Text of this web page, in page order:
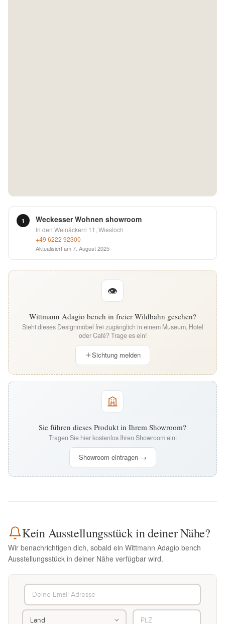
1 Weckesser Wohnen showroom
In den Weinäckern 11, Wiesloch
+49 6222 92300
Aktualisiert am7. August 2025
👁
Wittmann Adagio bench in freier Wildbahn gesehen?
Steht dieses Designmöbel frei zugänglich in einem Museum, Hotel
oder Café? Trage es ein!
Sichtung melden
Sie führen dieses Produkt in Ihrem Showroom?
Tragen Sie hier kostenlos Ihren Showroom ein:
Showroom eintragen →
Kein Ausstellungsstück in deiner Nähe?
Wir benachrichtigen dich, sobald ein Wittmann Adagio bench
Ausstellungsstück in deiner Nähe verfügbar wird.